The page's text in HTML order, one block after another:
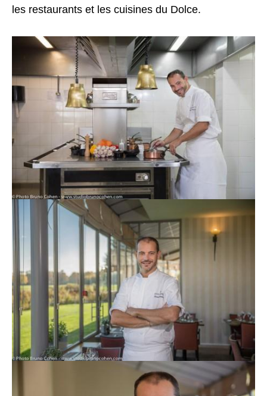
les restaurants et les cuisines du Dolce.